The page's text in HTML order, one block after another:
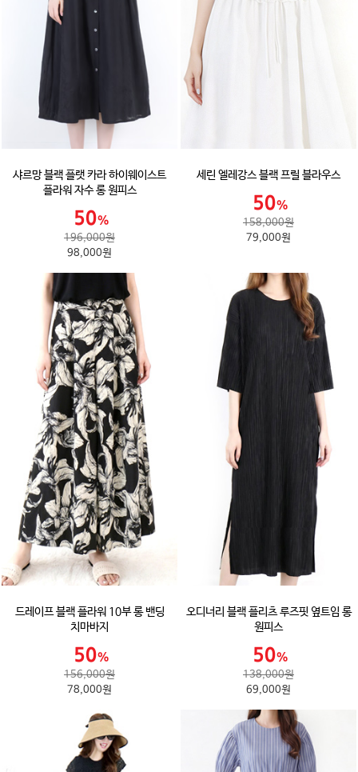
샤르망 블랙 플랫 카라 하이웨이스트
플라워 자수 롱 원피스
196,000원
98,000원
세린 엘레강스 블랙 프릴 블라우스
158,000원
79,000원
드레이프 블랙 플라워 10부 롱 밴딩
치마바지
156,000원
78,000원
오디너리 블랙 플리츠 루즈핏 옆트임 롱
원피스
138,000원
69,000원